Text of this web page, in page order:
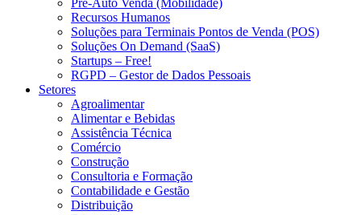
Recursos Humanos
Soluções para Terminais Pontos de Venda (POS)
Soluções On Demand (SaaS)
Startups – Free!
RGPD – Gestor de Dados Pessoais
Setores
Agroalimentar
Alimentar e Bebidas
Assistência Técnica
Comércio
Construção
Consultoria e Formação
Contabilidade e Gestão
Distribuição